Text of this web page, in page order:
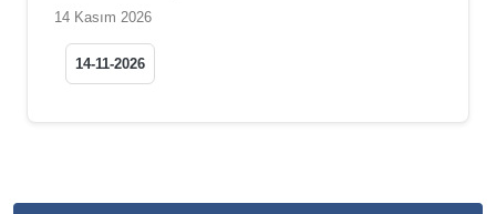
14 Kasım 2026
14-11-2026